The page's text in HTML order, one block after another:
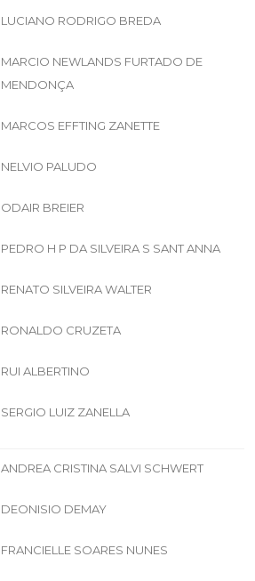
LUCIANO RODRIGO BREDA
MARCIO NEWLANDS FURTADO DE
MENDONÇA
MARCOS EFFTING ZANETTE
NELVIO PALUDO
ODAIR BREIER
PEDRO H P DA SILVEIRA S SANT ANNA
RENATO SILVEIRA WALTER
RONALDO CRUZETA
RUI ALBERTINO
SERGIO LUIZ ZANELLA
ANDREA CRISTINA SALVI SCHWERT
DEONISIO DEMAY
FRANCIELLE SOARES NUNES